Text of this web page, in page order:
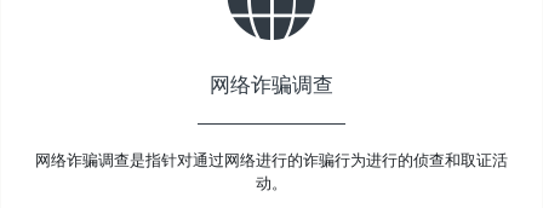
网络诈骗调查
网络诈骗调查是指针对通过网络进行的诈骗行为进行的侦查和取证活
动。